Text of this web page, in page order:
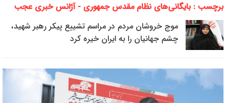
برچسب : بایگانی‌های نظام مقدس جمهوری - آژانس خبری عجب
شیر پرس
موج خروشان مردم در مراسم تشییع پیکر رهبر شهید،
چشم جهانیان را به ایران خیره کرد